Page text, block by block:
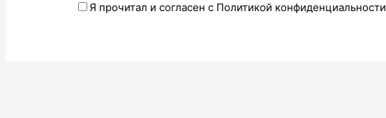
Я прочитал и согласен с Политикой конфиденциальности